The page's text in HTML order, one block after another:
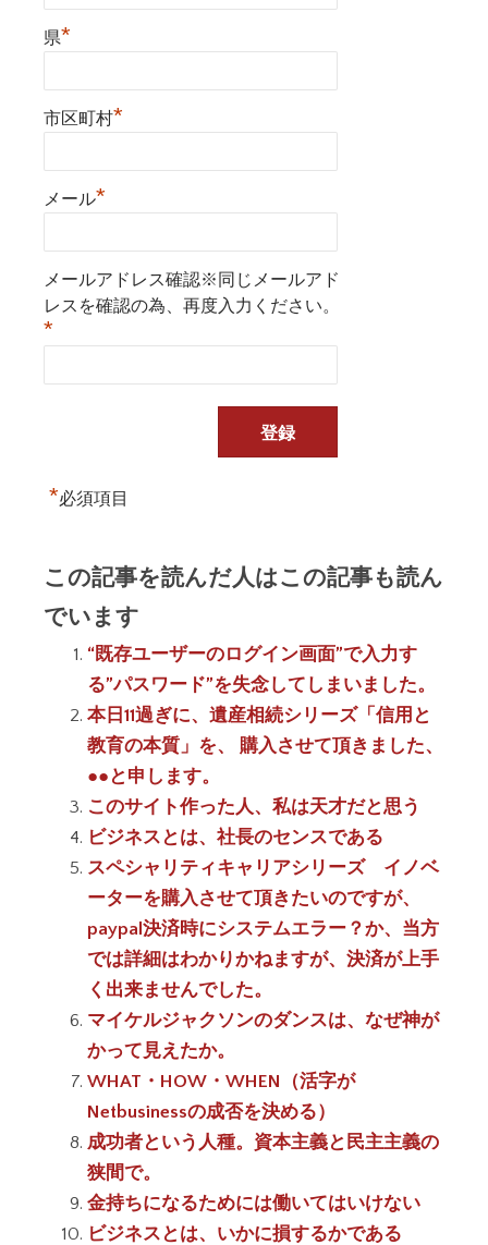
県*
市区町村*
メール*
メールアドレス確認※同じメールアド
レスを確認の為、再度入力ください。
*
*必須項目
この記事を読んだ人はこの記事も読ん
でいます
“既存ユーザーのログイン画面”で入力す
る”パスワード”を失念してしまいました。
本日11過ぎに、遺産相続シリーズ「信用と
教育の本質」を、 購入させて頂きました、
●●と申します。
このサイト作った人、私は天才だと思う
ビジネスとは、社長のセンスである
スペシャリティキャリアシリーズ イノベ
ーターを購入させて頂きたいのですが、
paypal決済時にシステムエラー？か、当方
では詳細はわかりかねますが、決済が上手
く出来ませんでした。
マイケルジャクソンのダンスは、なぜ神が
かって見えたか。
WHAT・HOW・WHEN（活字が
Netbusinessの成否を決める）
成功者という人種。資本主義と民主主義の
狭間で。
金持ちになるためには働いてはいけない
ビジネスとは、いかに損するかである